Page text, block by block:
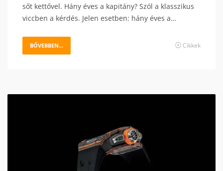
sőt kettővel. Hány éves a kapitány? Szól a klasszikus
viccben a kérdés. Jelen esetben: hány éves a…
BŐVEBBEN... Cikkek